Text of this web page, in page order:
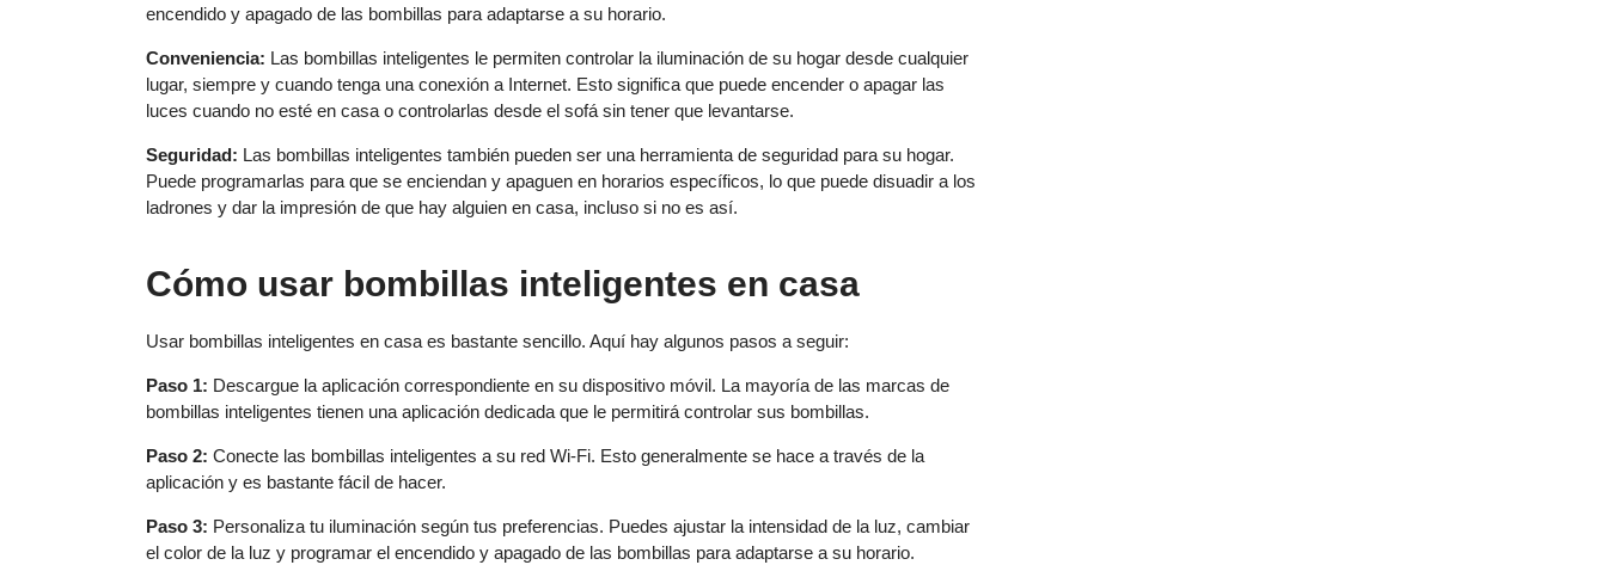
encendido y apagado de las bombillas para adaptarse a su horario.
Conveniencia: Las bombillas inteligentes le permiten controlar la iluminación de su hogar desde cualquier
lugar, siempre y cuando tenga una conexión a Internet. Esto significa que puede encender o apagar las
luces cuando no esté en casa o controlarlas desde el sofá sin tener que levantarse.
Seguridad: Las bombillas inteligentes también pueden ser una herramienta de seguridad para su hogar.
Puede programarlas para que se enciendan y apaguen en horarios específicos, lo que puede disuadir a los
ladrones y dar la impresión de que hay alguien en casa, incluso si no es así.
Cómo usar bombillas inteligentes en casa
Usar bombillas inteligentes en casa es bastante sencillo. Aquí hay algunos pasos a seguir:
Paso 1: Descargue la aplicación correspondiente en su dispositivo móvil. La mayoría de las marcas de
bombillas inteligentes tienen una aplicación dedicada que le permitirá controlar sus bombillas.
Paso 2: Conecte las bombillas inteligentes a su red Wi-Fi. Esto generalmente se hace a través de la
aplicación y es bastante fácil de hacer.
Paso 3: Personaliza tu iluminación según tus preferencias. Puedes ajustar la intensidad de la luz, cambiar
el color de la luz y programar el encendido y apagado de las bombillas para adaptarse a su horario.